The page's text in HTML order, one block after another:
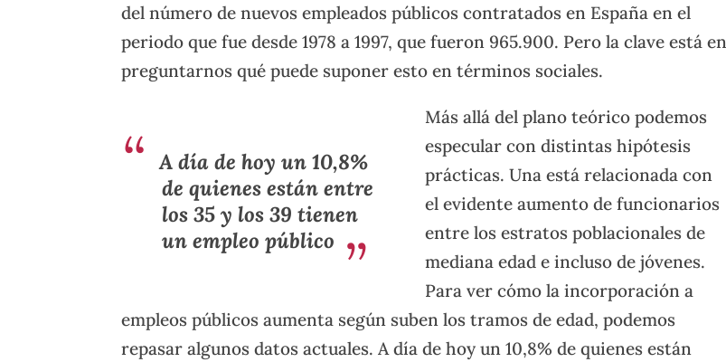
del número de nuevos empleados públicos contratados en España en el
periodo que fue desde 1978 a 1997, que fueron 965.900. Pero la clave está en
preguntarnos qué puede suponer esto en términos sociales.
A día de hoy un 10,8%
de quienes están entre
los 35 y los 39 tienen
un empleo público
Más allá del plano teórico podemos
especular con distintas hipótesis
prácticas. Una está relacionada con
el evidente aumento de funcionarios
entre los estratos poblacionales de
mediana edad e incluso de jóvenes.
Para ver cómo la incorporación a
empleos públicos aumenta según suben los tramos de edad, podemos
repasar algunos datos actuales. A día de hoy un 10,8% de quienes están